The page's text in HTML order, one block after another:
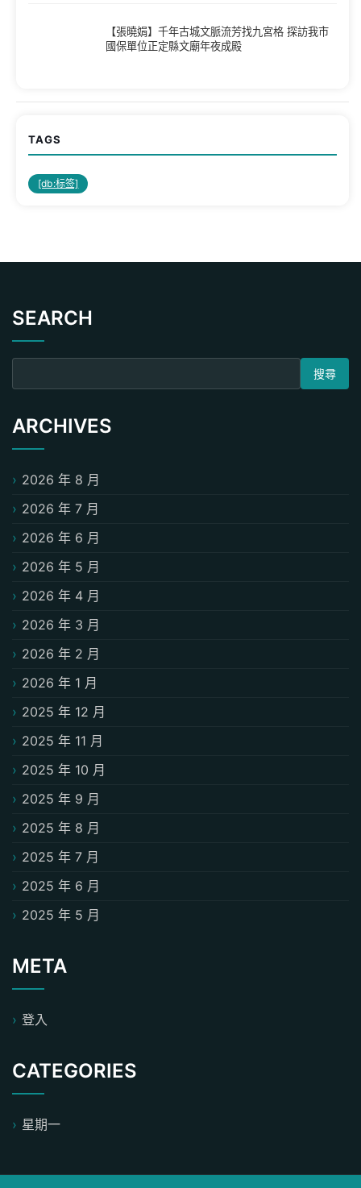
【張曉娟】千年古城文脈流芳找九宮格 探訪我市
國保單位正定縣文廟年夜成殿
TAGS
[db:标签]
SEARCH
搜尋關鍵字:
ARCHIVES
2026 年 8 月
2026 年 7 月
2026 年 6 月
2026 年 5 月
2026 年 4 月
2026 年 3 月
2026 年 2 月
2026 年 1 月
2025 年 12 月
2025 年 11 月
2025 年 10 月
2025 年 9 月
2025 年 8 月
2025 年 7 月
2025 年 6 月
2025 年 5 月
META
登入
CATEGORIES
星期一